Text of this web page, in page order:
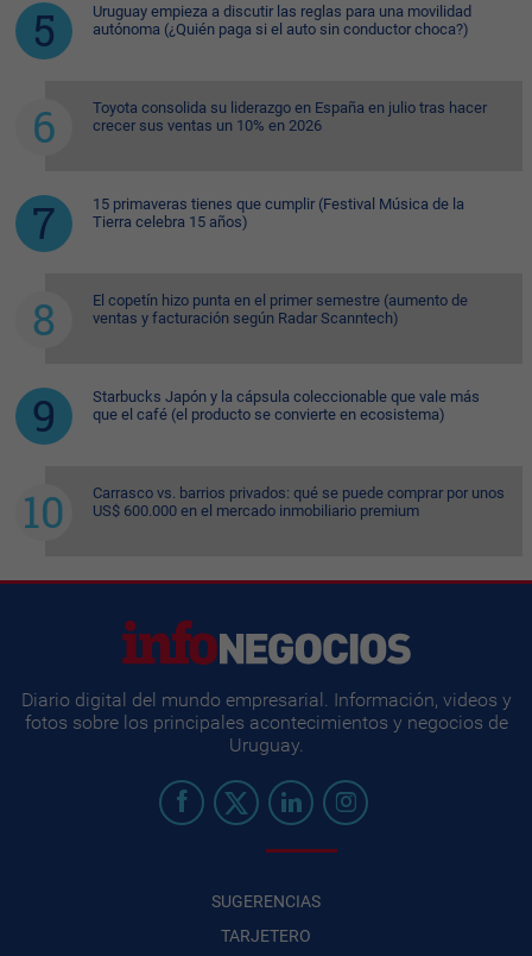
Uruguay empieza a discutir las reglas para una movilidad
autónoma (¿Quién paga si el auto sin conductor choca?)
Toyota consolida su liderazgo en España en julio tras hacer
crecer sus ventas un 10% en 2026
15 primaveras tienes que cumplir (Festival Música de la
Tierra celebra 15 años)
El copetín hizo punta en el primer semestre (aumento de
ventas y facturación según Radar Scanntech)
Starbucks Japón y la cápsula coleccionable que vale más
que el café (el producto se convierte en ecosistema)
Carrasco vs. barrios privados: qué se puede comprar por unos
US$ 600.000 en el mercado inmobiliario premium
Diario digital del mundo empresarial. Información, videos y
fotos sobre los principales acontecimientos y negocios de
Uruguay.
SUGERENCIAS
TARJETERO